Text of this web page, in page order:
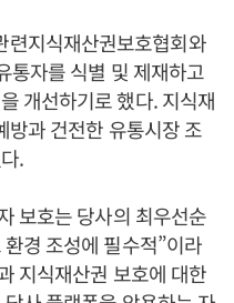
련지식재산권보호협회와
통자를 식별 및 제재하고
개선하기로 했다. 지식재
방과 건전한 유통시장 조
.
보호는 당사의 최우선순
경 조성에 필수적”이라
지식재산권 보호에 대한